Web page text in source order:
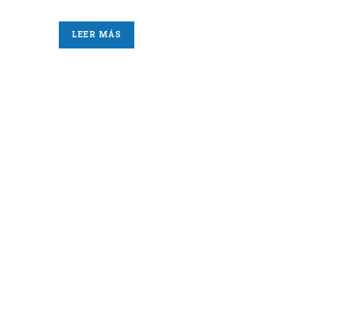
LEER MÁS